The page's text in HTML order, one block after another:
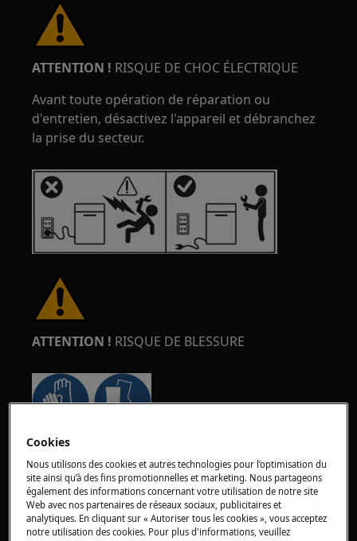
ATTENTION ! RISQUE DE CHOC ÉLECTRIQUE
Avant toute opération de réparation ou
d'entretien, désactivez l'appareil et débranchez
la prise du secteur.
ATTENTION ! RISQUE DE BLESSURE
Faites toujours attention lorsque vous déplacez
des appareils. Pour les appareils lourds, il est
plus sûr que deux personnes les déplacent.
Utilisez toujours des gants de sécurité et des
chaussures de sécurité. Portez des gants de
Cookies
Nous utilisons des cookies et autres technologies pour l’optimisation du
site ainsi qu’à des fins promotionnelles et marketing. Nous partageons
également des informations concernant votre utilisation de notre site
Web avec nos partenaires de réseaux sociaux, publicitaires et
analytiques. En cliquant sur « Autoriser tous les cookies », vous acceptez
notre utilisation des cookies. Pour plus d'informations, veuillez